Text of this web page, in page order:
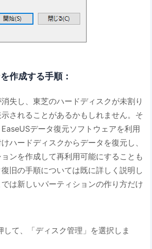
作成する手順：
失し、東芝のハードディスクが未割り
されることがあるかもしれません。そ
データ復元ソフトウェアを利用
ハードディスクからデータを復元し、
ンを作成して再利用可能にすることも
旧の手順については既に詳しく説明し
は新しいパーティションの作り方だけ
して、「ディスク管理」を選択しま